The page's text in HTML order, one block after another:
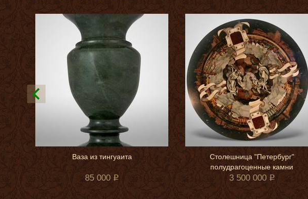
Ваза из тингуаита
85 000
Столешница "Петербург"
полудрагоценные камни
3 500 000